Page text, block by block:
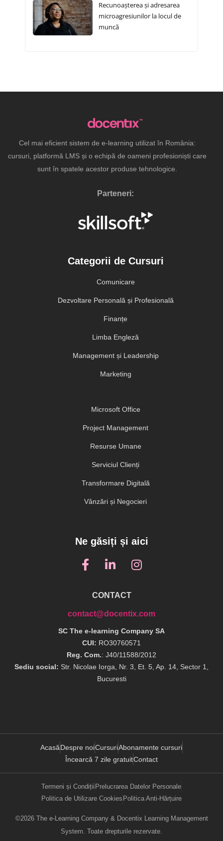
Recunoașterea și adresarea
microagresiunilor la locul de
muncă
Cel mai eficient sistem de e-learning utilizat în România:
cursuri, platformă LMS și o echipă de oameni profesioniști care
sunt în spatele acestor produse tehnologice.
Parteneri:
Categorii de Cursuri
Comunicare
Dezvoltare Personală și Profesională
Finanțe
Limba Engleză
Management și Leadership
Marketing
Microsoft Office
Project Management
Resurse Umane
Serviciul Clienți
Transformare Digitală
Vânzări și Negocieri
Ne găsiți și aici
CONTACT
contact@docentix.com
SC The e-learning Company SA
CUI: RO30760571
Reg. Com.: J40/11588/2012
Sediu social: Str. Nicolae Iorga, Nr. 3, Et. 5, Ap. 14, Sector 1,
Bucuresti
AcasăDespre noiCursuriAbonamente cursuri
Încearcă 7 zile gratuitContact
Termeni și Condiții Prelucrarea Datelor Personale
Politica de Utilizare Cookies Politica Anti-Hărțuire
©2026 The e-Learning Company & Docentix Learning Management
System. Toate drepturile rezervate.